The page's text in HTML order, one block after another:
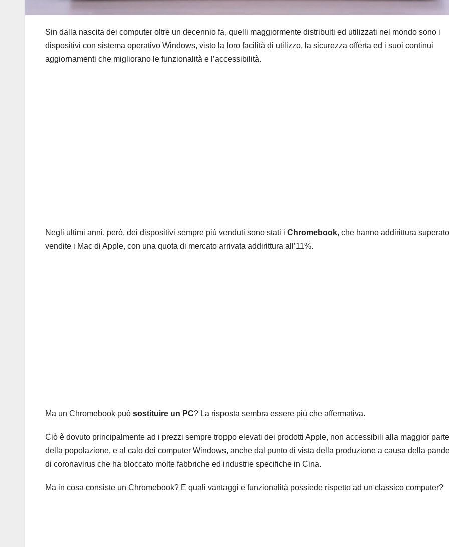
Sin dalla nascita dei computer oltre un decennio fa, quelli maggiormente distribuiti ed utilizzati nel mondo sono i
dispositivi con sistema operativo Windows, visto la loro facilità di utilizzo, la sicurezza offerta ed i suoi continui
aggiornamenti che migliorano le funzionalità e l’accessibilità.
Negli ultimi anni, però, dei dispositivi sempre più venduti sono stati i Chromebook, che hanno addirittura
vendite i Mac di Apple, con una quota di mercato arrivata addirittura all’11%.
Ma un Chromebook può sostituire un PC? La risposta sembra essere più che affermativa.
Ciò è dovuto principalmente ad i prezzi sempre troppo elevati dei prodotti Apple, non accessibili alla maggior parte
della popolazione, e al calo dei computer Windows, anche dal punto di vista della produzione a causa della
di coronavirus che ha bloccato molte fabbriche ed industrie specifiche in Cina.
Ma in cosa consiste un Chromebook? E quali vantaggi e funzionalità possiede rispetto ad un classico computer?